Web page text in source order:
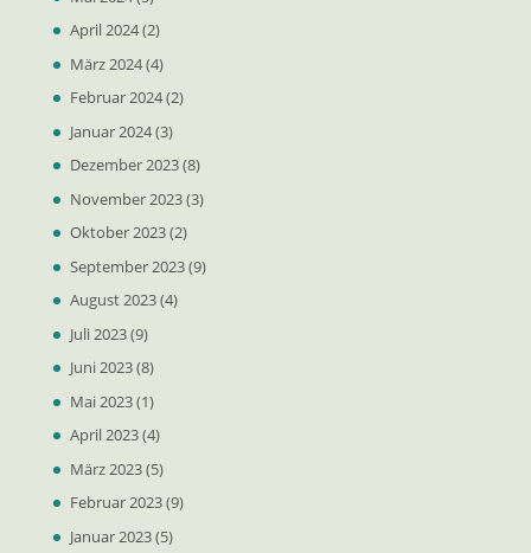
April 2024(2)
März 2024(4)
Februar 2024(2)
Januar 2024(3)
Dezember 2023(8)
November 2023(3)
Oktober 2023(2)
September 2023(9)
August 2023(4)
Juli 2023(9)
Juni 2023(8)
Mai 2023(1)
April 2023(4)
März 2023(5)
Februar 2023(9)
Januar 2023(5)